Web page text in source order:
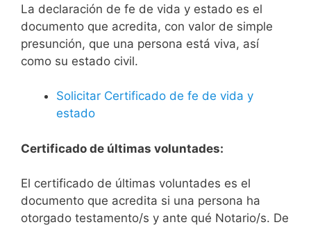
La declaración de fe de vida y estado es el
documento que acredita, con valor de simple
presunción, que una persona está viva, así
como su estado civil.
Solicitar Certificado de fe de vida y
estado
Certificado de últimas voluntades:
El certificado de últimas voluntades es el
documento que acredita si una persona ha
otorgado testamento/s y ante qué Notario/s. De